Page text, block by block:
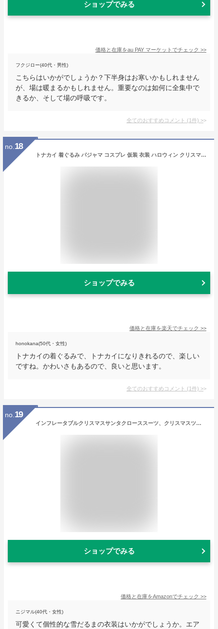
ショップでみる
価格と在庫をau PAY マーケット でチェック >>
フクジロー(40代・男性)
こちらはいかがでしょうか？下半身はお寒いかもしれません
が、場は暖まるかもしれません。重要なのは如何に全集中で
きるか、そして場の呼吸です。
全てのおすすめコメント (1件) >
no. 18
トナカイ 着ぐるみ パジャマ コスプレ 仮装 衣装 ハロウィン クリスマス 動物 アニマル
ショップでみる
価格と在庫を楽天でチェック >>
honokana(50代・女性)
トナカイの着ぐるみで、トナカイになりきれるので、楽しい
ですね。かわいさもあるので、良いと思います。
全てのおすすめコメント (1件) >
no. 19
インフレータブルクリスマスサンタクローススーツ、クリスマスツリーを爆破する面白い雪だるまの衣装、大人と子供のためのハロウィーンのコスプレ衣装 White
ショップでみる
価格と在庫をAmazonでチェック >>
ニジマル(40代・女性)
可愛くて個性的な雪だるまの衣装はいかがでしょうか。エア